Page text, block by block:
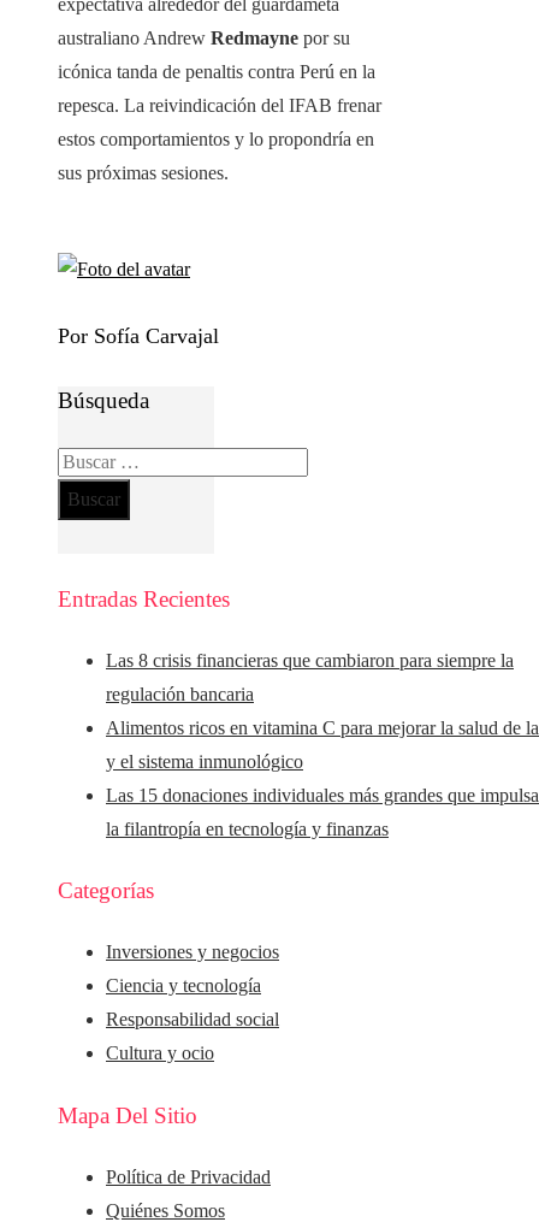
expectativa alrededor del guardameta
australiano Andrew Redmayne por su
icónica tanda de penaltis contra Perú en la
repesca. La reivindicación del IFAB frenar
estos comportamientos y lo propondría en
sus próximas sesiones.
Por Sofía Carvajal
Búsqueda
Buscar:
Entradas Recientes
Las 8 crisis financieras que cambiaron para siempre la
regulación bancaria
Alimentos ricos en vitamina C para mejorar la salud de
y el sistema inmunológico
Las 15 donaciones individuales más grandes que
la filantropía en tecnología y finanzas
Categorías
Inversiones y negocios
Ciencia y tecnología
Responsabilidad social
Cultura y ocio
Mapa Del Sitio
Política de Privacidad
Quiénes Somos